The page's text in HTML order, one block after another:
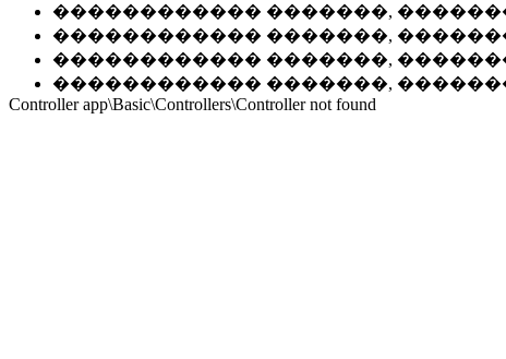
������������ �������,
������������ �������,
������������ �������,
������������ �������,
Controller app\Basic\Controllers\Controller not found